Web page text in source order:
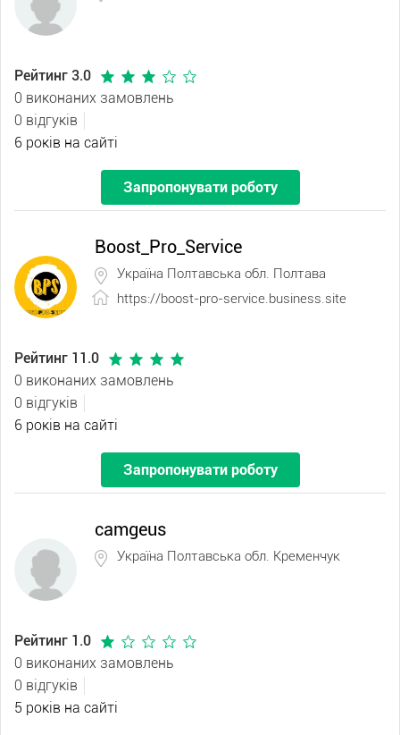
Рейтинг 3.0
0 виконаних замовлень
0 відгуків
6 років на сайті
Запропонувати роботу
Boost_Pro_Service
Україна Полтавська обл. Полтава
https://boost-pro-service.business.site
Рейтинг 11.0
0 виконаних замовлень
0 відгуків
6 років на сайті
Запропонувати роботу
camgeus
Україна Полтавська обл. Кременчук
Рейтинг 1.0
0 виконаних замовлень
0 відгуків
5 років на сайті